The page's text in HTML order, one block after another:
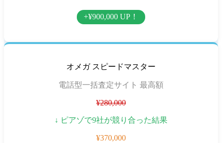
+¥900,000 UP！
オメガ スピードマスター
電話型一括査定サイト 最高額
¥280,000
↓ ピアゾで9社が競り合った結果
¥370,000